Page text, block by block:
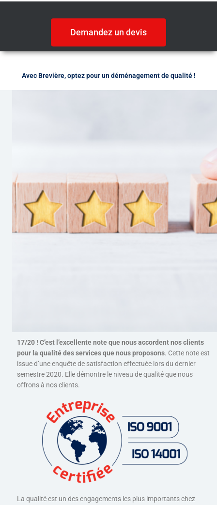
Demandez un devis
Avec Brevière, optez pour un déménagement de qualité !
17/20 ! C’est l’excellente note que nous accordent nos clients
pour la qualité des services que nous proposons. Cette note est
issue d’une enquête de satisfaction effectuée lors du dernier
semestre 2020. Elle démontre le niveau de qualité que nous
offrons à nos clients.
La qualité est un des engagements les plus importants chez